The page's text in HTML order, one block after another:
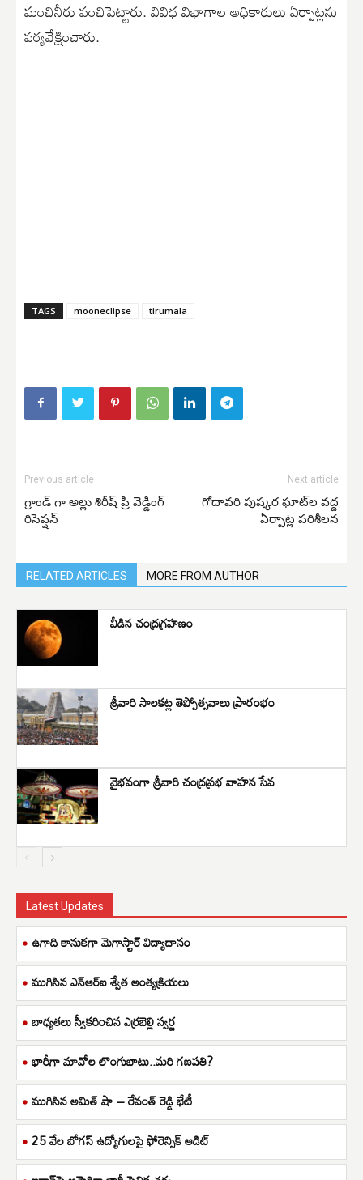
మంచినీరు పంచిపెట్టారు. వివిధ విభాగాల అధికారులు ఏర్పాట్లను
పర్యవేక్షించారు.
TAGS mooneclipse tirumala
Previous article
గ్రాండ్ గా అల్లు శిరీష్ ప్రీ వెడ్డింగ్
రిసెప్షన్
Next article
గోదావరి పుష్కర ఘాట్‌ల వద్ద
ఏర్పాట్ల పరిశీలన
RELATED ARTICLES MORE FROM AUTHOR
వీడిన చంద్రగ్రహణం
శ్రీ‌వారి సాలకట్ల తెప్పోత్సవాలు ప్రారంభం
వైభవంగా శ్రీవారి చంద్రప్రభ వాహన సేవ
Latest Updates
ఉగాది కానుకగా మెగాస్టార్ విద్యాదానం
ముగిసిన ఎన్ఆర్ఐ శ్వేత అంత్యక్రియలు
బాధ్యతలు స్వీకరించిన ఎర్రబెల్లి స్వర్ణ
భారీగా మావోల లొంగుబాటు..మరి గణపతి?
ముగిసిన అమిత్ షా – రేవంత్ రెడ్డి భేటీ
25 వేల బోగస్ ఉద్యోగులపై ఫోరెన్సిక్ ఆడిట్